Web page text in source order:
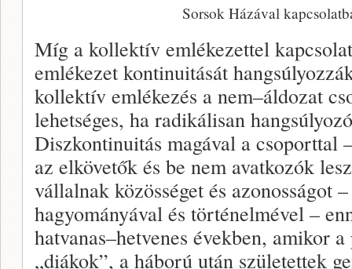
Sorsok Házával
Míg a kollektív emlékezettel
emlékezet kontinuitását
kollektív emlékezés a nem–áldozat
lehetséges, ha radikálisan
Diszkontinuitás magával a csoporttal
az elkövetők és be nem avatkozók
vállalnak közösséget és azonosságot
hagyományával és történelmével –
hatvanas–hetvenes években, amikor
„diákok”, a háború után születettek